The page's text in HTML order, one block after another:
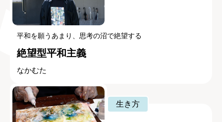
平和を願うあまり、思考の沼で絶望する
絶望型平和主義
なかむた
生き方